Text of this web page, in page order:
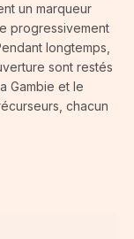
un marqueur
progressivement
longtemps,
sont restés
Gambie et le
chacun